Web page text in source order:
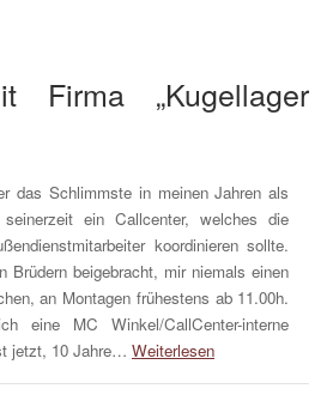
Firma „Kugellager
das Schlimmste in meinen Jahren als
ein Callcenter, welches die
koordinieren sollte.
Brüdern beigebracht, mir niemals einen
an Montagen frühestens ab 11.00h.
eine MC Winkel/CallCenter-interne
jetzt, 10 Jahre… Weiterlesen